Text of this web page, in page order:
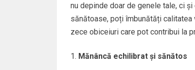
nu depinde doar de genele tale, ci
sănătoase, poți îmbunătăți
zece obiceiuri care pot contribui la
Mănâncă echilibrat și sănătos